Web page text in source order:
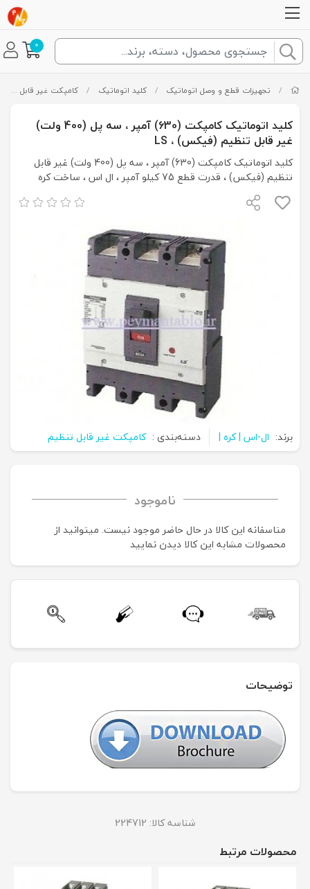
0
/ تجهیزات قطع و وصل اتوماتیک / کلید اتوماتیک / کامپکت غیر قابل تنظیم
کلید اتوماتیک کامپکت (630) آمپر ، سه پل (400 ولت)
غیر قابل تنظیم (فیکس) ، LS
کلید اتوماتیک کامپکت (630) آمپر ، سه پل (400 ولت) غیر قابل
تنظیم (فیکس) ، قدرت قطع 75 کیلو آمپر ، ال اس ، ساخت کره
برند: ال-اس | کره | دسته‌بندی : کامپکت غیر قابل تنظیم
ناموجود
متاسفانه این کالا در حال حاضر موجود نیست. می‍توانید از
محصولات مشابه این کالا دیدن نمایید
توضیحات
شناسه کالا: 224712
محصولات مرتبط